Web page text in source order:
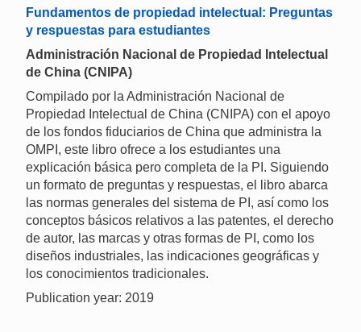
Fundamentos de propiedad intelectual: Preguntas
y respuestas para estudiantes
Administración Nacional de Propiedad Intelectual
de China (CNIPA)
Compilado por la Administración Nacional de
Propiedad Intelectual de China (CNIPA) con el apoyo
de los fondos fiduciarios de China que administra la
OMPI, este libro ofrece a los estudiantes una
explicación básica pero completa de la PI. Siguiendo
un formato de preguntas y respuestas, el libro abarca
las normas generales del sistema de PI, así como los
conceptos básicos relativos a las patentes, el derecho
de autor, las marcas y otras formas de PI, como los
diseños industriales, las indicaciones geográficas y
los conocimientos tradicionales.
Publication year: 2019